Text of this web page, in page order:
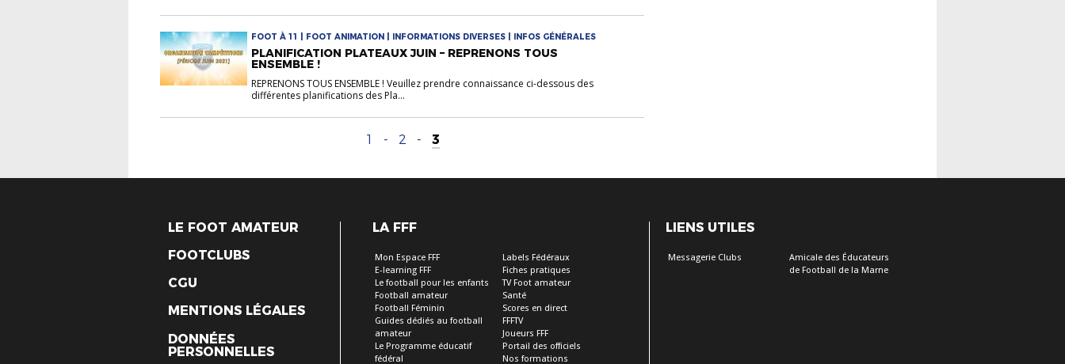
FOOT À 11 | FOOT ANIMATION | INFORMATIONS DIVERSES | INFOS GÉNÉRALES
PLANIFICATION PLATEAUX JUIN – REPRENONS TOUS
ENSEMBLE !
REPRENONS TOUS ENSEMBLE ! Veuillez prendre connaissance ci-dessous des
différentes planifications des Pla...
1 - 2 - 3
LE FOOT AMATEUR
FOOTCLUBS
CGU
MENTIONS LÉGALES
DONNÉES
PERSONNELLES
LA FFF
Mon Espace FFF
E-learning FFF
Le football pour les enfants
Football amateur
Football Féminin
Guides dédiés au football
amateur
Le Programme éducatif
fédéral
Labels Fédéraux
Fiches pratiques
TV Foot amateur
Santé
Scores en direct
FFFTV
Joueurs FFF
Portail des officiels
Nos formations
LIENS UTILES
Messagerie Clubs
Amicale des Éducateurs
de Football de la Marne